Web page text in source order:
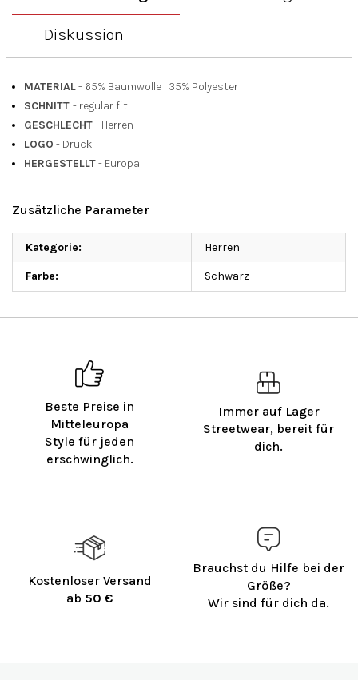
Beste Preise in
Mitteleuropa
Style für jeden
erschwinglich.
Immer auf Lager
Streetwear, bereit für
dich.
Kostenloser Versand
ab 50 €
Brauchst du Hilfe bei der
Größe?
Wir sind für dich da.
Diskussion
MATERIAL- 65% Baumwolle | 35% Polyester
SCHNITT - regular fit
GESCHLECHT- Herren
LOGO - Druck
HERGESTELLT- Europa
Zusätzliche Parameter
Kategorie: Herren
Farbe: Schwarz